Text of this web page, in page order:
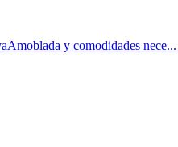
y comodidades nece...